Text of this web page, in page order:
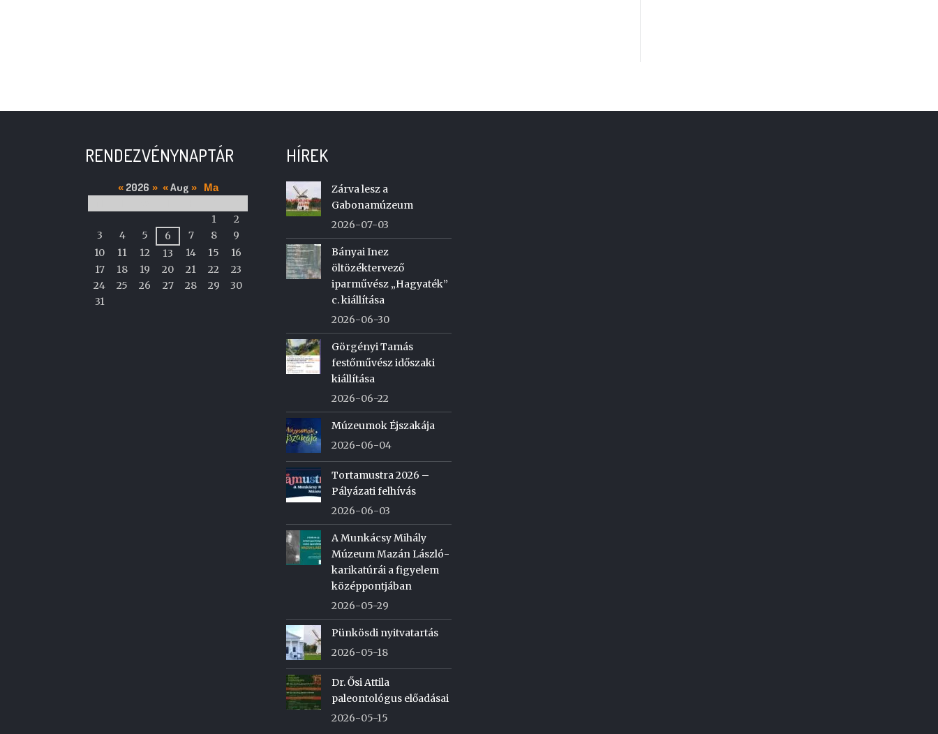
RENDEZVÉNYNAPTÁR
calendar
of
events
« 2026 » « Aug » Ma
1
2
3
4 5 6 7 8
9
10
11 12 13 14 15
16
17
18 19 20 21 22
23
24
25 26 27 28 29
30
31
HÍREK
Zárva lesz a
Gabonamúzeum
2026-07-03
Bányai Inez
öltözéktervező
iparművész „Hagyaték”
c. kiállítása
2026-06-30
Görgényi Tamás
festőművész időszaki
kiállítása
2026-06-22
Múzeumok Éjszakája
2026-06-04
Tortamustra 2026 –
Pályázati felhívás
2026-06-03
A Munkácsy Mihály
Múzeum Mazán László-
karikatúrái a figyelem
középpontjában
2026-05-29
Pünkösdi nyitvatartás
2026-05-18
Dr. Ősi Attila
paleontológus előadásai
2026-05-15